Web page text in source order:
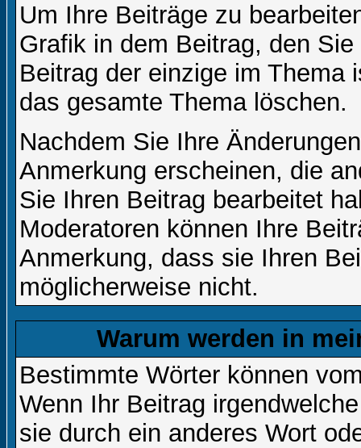
Um Ihre Beiträge zu
Grafik in dem Beitrag, den
Beitrag der einzige im Thema
das gesamte Thema löschen.
Nachdem Sie Ihre
Anmerkung erscheinen, die
Sie Ihren Beitrag bearbeitet
Moderatoren können Ihre
Anmerkung, dass sie Ihren
möglicherweise nicht.
Warum werden in
Bestimmte Wörter können
Wenn Ihr Beitrag
sie durch ein anderes Wort